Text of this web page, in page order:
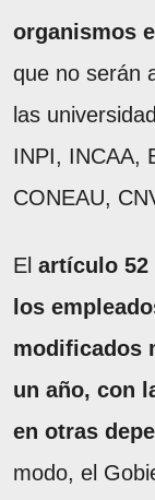
organismos
que no serán
las
INPI, INCAA,
CONEAU,
El artículo 52
los
modificados
un año, con
en otras
modo, el